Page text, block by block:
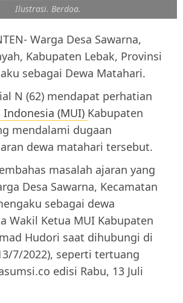
Ilustrasi. Berdoa.
Warga Desa Sawarna,
Kabupaten Lebak, Provinsi
sebagai Dewa Matahari.
N (62) mendapat perhatian
(MUI) Kabupaten
mendalami dugaan
dewa matahari tersebut.
masalah ajaran yang
Desa Sawarna, Kecamatan
sebagai dewa
Wakil Ketua MUI Kabupaten
Hudori saat dihubungi di
7/2022), seperti tertuang
edisi Rabu, 13 Juli